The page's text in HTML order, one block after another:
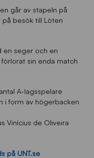
går av stapeln på
besök till Löten
en seger och en
sin enda match
A-lagsspelare
i form av högerbacken
Vinícius de Oliveira
på UNT.se